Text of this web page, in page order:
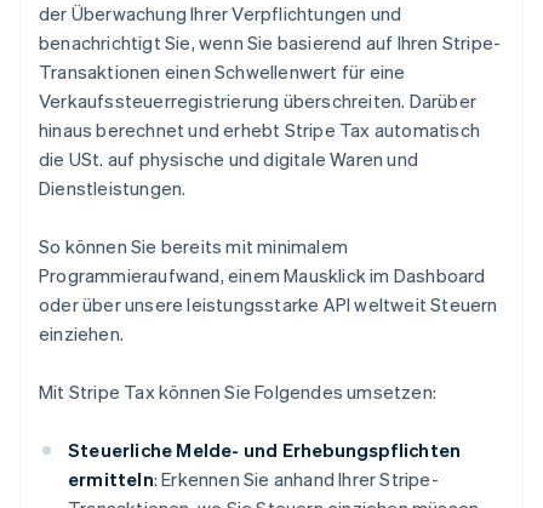
der Überwachung Ihrer Verpflichtungen und
benachrichtigt Sie, wenn Sie basierend auf Ihren Stripe-
Transaktionen einen Schwellenwert für eine
Verkaufssteuerregistrierung überschreiten. Darüber
hinaus berechnet und erhebt Stripe Tax automatisch
die USt. auf physische und digitale Waren und
Dienstleistungen.
So können Sie bereits mit minimalem
Programmieraufwand, einem Mausklick im Dashboard
oder über unsere leistungsstarke API weltweit Steuern
einziehen.
Mit Stripe Tax können Sie Folgendes umsetzen:
Steuerliche Melde- und Erhebungspflichten
ermitteln: Erkennen Sie anhand Ihrer Stripe-